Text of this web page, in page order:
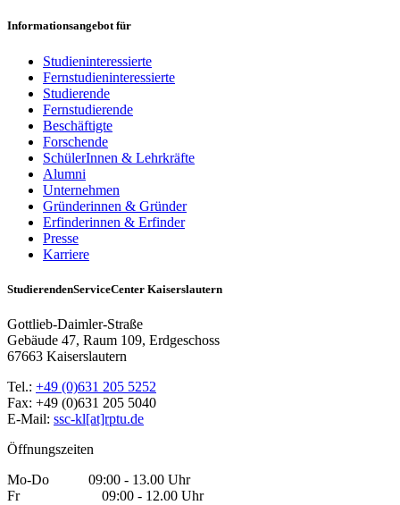
Informationsangebot für
Studieninteressierte
Fernstudieninteressierte
Studierende
Fernstudierende
Beschäftigte
Forschende
SchülerInnen & Lehrkräfte
Alumni
Unternehmen
Gründerinnen & Gründer
Erfinderinnen & Erfinder
Presse
Karriere
StudierendenServiceCenter Kaiserslautern
Gottlieb-Daimler-Straße
Gebäude 47, Raum 109, Erdgeschoss
67663 Kaiserslautern
Tel.: +49 (0)631 205 5252
Fax: +49 (0)631 205 5040
E-Mail: ssc-kl[at]rptu.de
Öffnungszeiten
Mo-Do 09:00 - 13.00 Uhr
Fr 09:00 - 12.00 Uhr